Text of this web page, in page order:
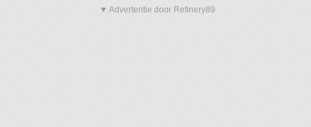
▼ Advertentie door Refinery89